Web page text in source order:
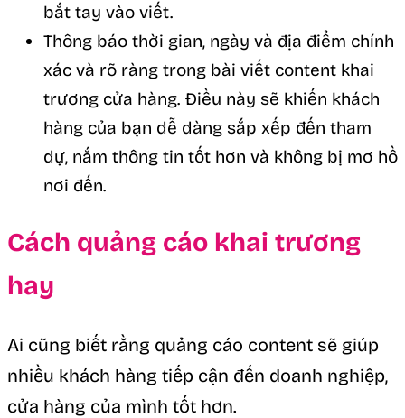
bắt tay vào viết.
Thông báo thời gian, ngày và địa điểm chính
xác và rõ ràng trong bài viết content khai
trương cửa hàng. Điều này sẽ khiến khách
hàng của bạn dễ dàng sắp xếp đến tham
dự, nắm thông tin tốt hơn và không bị mơ hồ
nơi đến.
Cách quảng cáo khai trương
hay
Ai cũng biết rằng quảng cáo content sẽ giúp
nhiều khách hàng tiếp cận đến doanh nghiệp,
cửa hàng của mình tốt hơn.